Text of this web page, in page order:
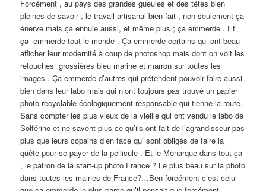
Forcément , au pays des grandes gueules et des têtes bien
pleines de savoir , le travail artisanal bien fait , non seulement ça
énerve mais ça ennuie aussi, et même plus ; ça emmerde . Et
ça emmerde tout le monde . Ça emmerde certains qui ont beau
afficher leur modernité à coup de photoshop mais dont on voit les
retouches grossières bleu marine et marron sur toutes les
images . Ça emmerde d’autres qui prétendent pouvoir faire aussi
bien dans leur labo mais qui n’ont toujours pas trouvé un papier
photo recyclable écologiquement responsable qui tienne la route.
Sans compter les plus vieux de la vieille qui ont vendu le labo de
Solférino et ne savent plus ce qu’ils ont fait de l’agrandisseur pas
plus que leurs copains d’en face qui sont obligés de faire la
quête pour se payer de la pellicule . Et le Monarque dans tout ça
, le patron de la start-up photo France ? Le plus beau sur la photo
dans toutes les mairies de France?…Ben forcément c’est celui